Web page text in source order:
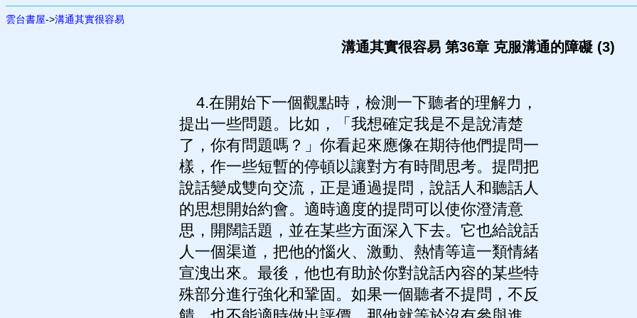
雲台書屋->溝通其實很容易
溝通其實很容易 第36章 克服溝通的障礙 (3)
4.在開始下一個觀點時，檢測一下聽者的理解力，
提出一些問題。比如，「我想確定我是不是說清楚
了，你有問題嗎？」你看起來應像在期待他們提問一
樣，作一些短暫的停頓以讓對方有時間思考。提問把
說話變成雙向交流，正是通過提問，說話人和聽話人
的思想開始約會。適時適度的提問可以使你澄清意
思，開闊話題，並在某些方面深入下去。它也給說話
人一個渠道，把他的惱火、激動、熱情等這一類情緒
宣洩出來。最後，他也有助於你對說話內容的某些特
殊部分進行強化和鞏固。如果一個聽者不提問，不反